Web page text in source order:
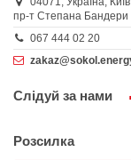
пр-т Степана Бандери
067 444 02 20
Слідуй за нами
Розсилка